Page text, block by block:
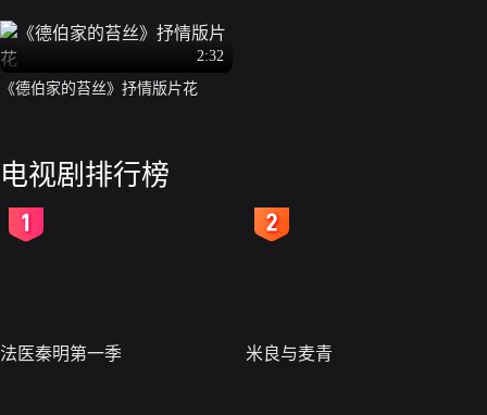
2:32
《德伯家的苔丝》抒情版片花
电视剧排行榜
法医秦明第一季 米良与麦青